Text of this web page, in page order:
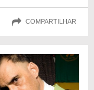
COMPARTILHAR